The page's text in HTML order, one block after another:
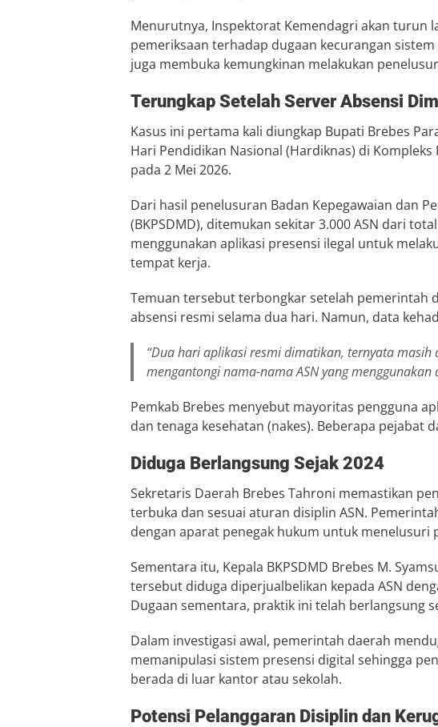
Menurutnya, Inspektorat Kemendagri akan turun
pemeriksaan terhadap dugaan kecurangan
juga membuka kemungkinan melakukan
Terungkap Setelah Server Absensi
Kasus ini pertama kali diungkap Bupati Brebes
Hari Pendidikan Nasional (Hardiknas) di
pada 2 Mei 2026.
Dari hasil penelusuran Badan Kepegawaian dan
(BKPSDMD), ditemukan sekitar 3.000 ASN dari
menggunakan aplikasi presensi ilegal untuk
tempat kerja.
Temuan tersebut terbongkar setelah pemerintah
absensi resmi selama dua hari. Namun, data
“Dua hari aplikasi resmi dimatikan, ternyata
mengantongi nama-nama ASN yang menggunakan
Pemkab Brebes menyebut mayoritas pengguna
dan tenaga kesehatan (nakes). Beberapa pejabat
Diduga Berlangsung Sejak 2024
Sekretaris Daerah Brebes Tahroni memastikan
terbuka dan sesuai aturan disiplin ASN.
dengan aparat penegak hukum untuk menelusuri
Sementara itu, Kepala BKPSDMD Brebes M.
tersebut diduga diperjualbelikan kepada ASN
Dugaan sementara, praktik ini telah berlangsung
Dalam investigasi awal, pemerintah daerah
memanipulasi sistem presensi digital sehingga
berada di luar kantor atau sekolah.
Potensi Pelanggaran Disiplin dan